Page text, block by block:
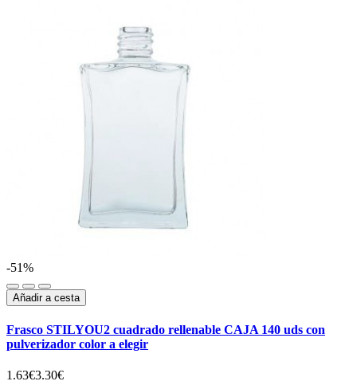
-51%
Añadir a cesta
Frasco STILYOU2 cuadrado rellenable CAJA 140 uds con
pulverizador color a elegir
1.63€3.30€